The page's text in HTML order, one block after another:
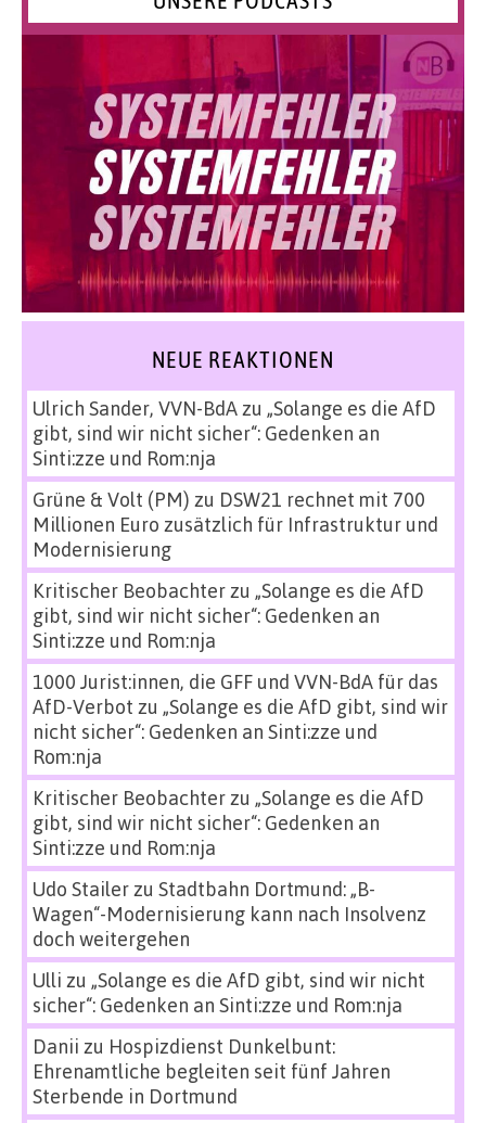
NEUE REAKTIONEN
Ulrich Sander, VVN-BdAzu „Solange es die AfD
gibt, sind wir nicht sicher“: Gedenken an
Sinti:zze und Rom:nja
Grüne & Volt (PM) zu DSW21 rechnet mit 700
Millionen Euro zusätzlich für Infrastruktur und
Modernisierung
Kritischer Beobachterzu „Solange es die AfD
gibt, sind wir nicht sicher“: Gedenken an
Sinti:zze und Rom:nja
1000 Jurist:innen, die GFF und VVN-BdA für das
AfD-Verbot zu „Solange es die AfD gibt, sind wir
nicht sicher“: Gedenken an Sinti:zze und
Rom:nja
Kritischer Beobachterzu „Solange es die AfD
gibt, sind wir nicht sicher“: Gedenken an
Sinti:zze und Rom:nja
Udo Stailerzu Stadtbahn Dortmund: „B-
Wagen“-Modernisierung kann nach Insolvenz
doch weitergehen
Ulli zu „Solange es die AfD gibt, sind wir nicht
sicher“: Gedenken an Sinti:zze und Rom:nja
Danii zu Hospizdienst Dunkelbunt:
Ehrenamtliche begleiten seit fünf Jahren
Sterbende in Dortmund